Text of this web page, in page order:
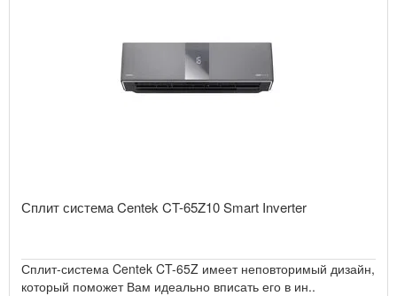
Сплит система Centek CT-65Z10 Smart Inverter
Сплит-система Centek CT-65Z имеет неповторимый дизайн,
который поможет Вам идеально вписать его в ин..